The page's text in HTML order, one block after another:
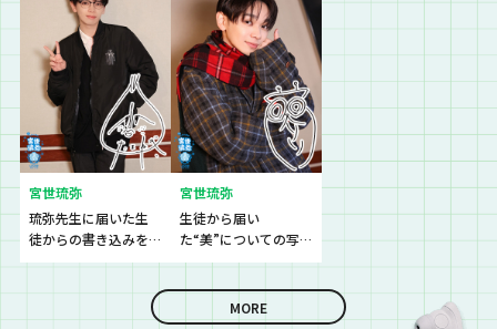
宮世琉弥
琉弥先生に届いた生
徒からの書き込みを
紹介♪
宮世琉弥
生徒から届い
た“美”についての写
真を紹介♪
MORE